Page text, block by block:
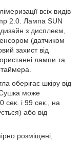
всіх видів
2.0. Лампа SUN
з дисплеєм,
(датчиком
захист від
лампи та
оберігає шкіру від
Сушка може
сек. і 99 сек., на
або від
розміщені,